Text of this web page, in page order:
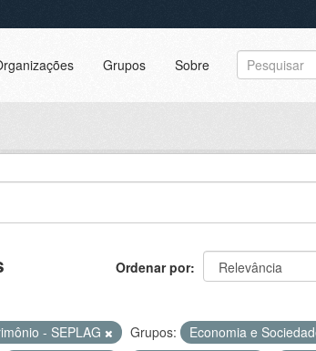
Grupos Sobre
Ordenar por
- SEPLAG
Grupos:
Economia e